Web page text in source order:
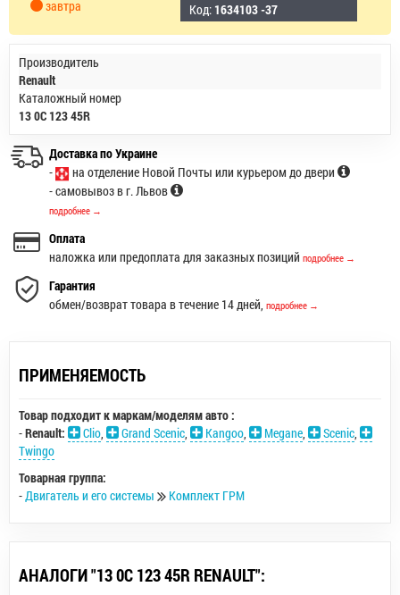
завтра
Код: 1634103 -37
Производитель
Renault
Каталожный номер
13 0C 123 45R
Доставка по Украине
-
на отделение Новой Почты или курьером до двери
- самовывоз в г. Львов
подробнее →
Оплата
наложка или предоплата для заказных позиций подробнее →
Гарантия
обмен/возврат товара в течение 14 дней, подробнее →
ПРИМЕНЯЕМОСТЬ
Товар подходит к маркам/моделям авто :
-Renault: Clio, Grand Scenic, Kangoo, Megane, Scenic,
Twingo
Товарная группа:
-Двигатель и его системы Комплект ГРМ
АНАЛОГИ "13 0C 123 45R RENAULT":